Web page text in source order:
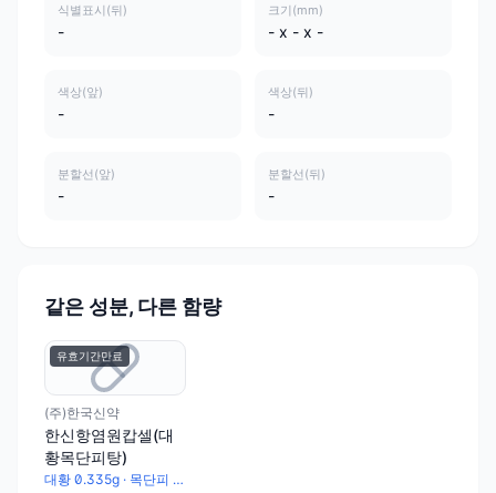
식별표시(뒤)
-
크기(mm)
- x - x -
색상(앞)
-
색상(뒤)
-
분할선(앞)
-
분할선(뒤)
-
같은 성분, 다른 함량
유효기간만료
(주)한국신약
한신항염원캅셀(대
황목단피탕)
대황 0.335g · 목단피 0.665g · 망초 0.665g · 동과자 1g · 도인 0.665g